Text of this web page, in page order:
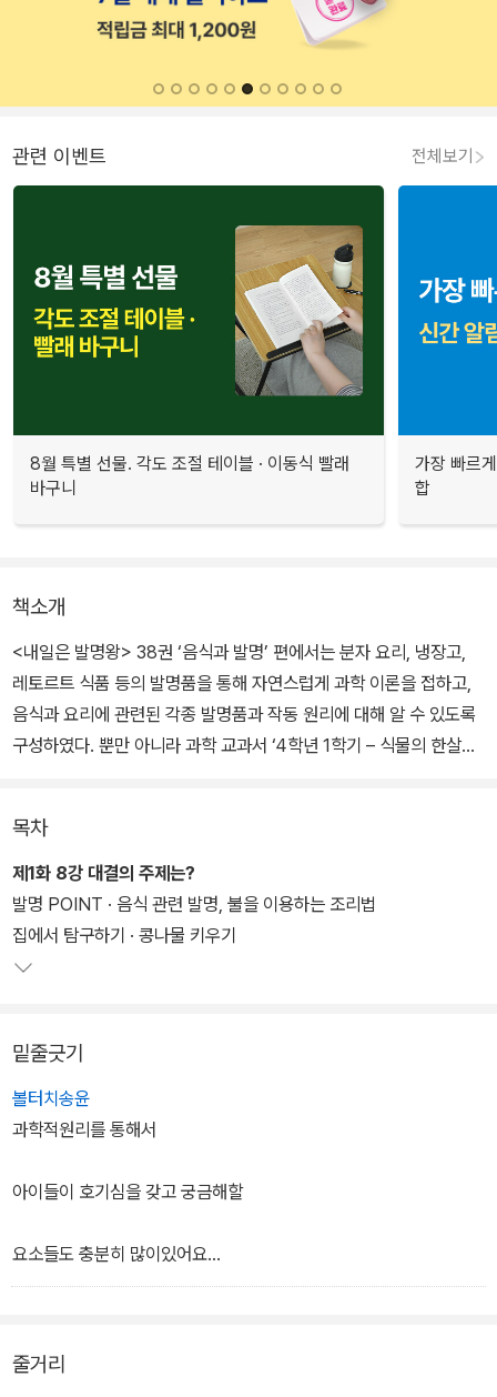
관련 이벤트 전체보기
8월 특별 선물. 각도 조절 테이블 · 이동식 빨래
바구니
가장 빠르
합
책소개
<내일은 발명왕> 38권 ‘음식과 발명’ 편에서는 분자 요리, 냉장고,
레토르트 식품 등의 발명품을 통해 자연스럽게 과학 이론을 접하고,
음식과 요리에 관련된 각종 발명품과 작동 원리에 대해 알 수 있도록
구성하였다. 뿐만 아니라 과학 교과서 ‘4학년 1학기 – 식물의 한살이‘
들을 짜임새 있게 구성하여 학습 효과를 높였다.
흥미진진한 만화와 더불어 유익한 정보도 알차게 구성되어 있습니다.
‘집에서 탐구하기’에서는 기름콩을 이용해 콩나물을 직접 길러 보고
재배 환경이 식물에 미치는 영향에 대해 알아본다. ‘세상을 바꾼 발명
‘만화 속 발명 보고서’에서는 정전 분무 기술을 이용해 만드는 냄새 없
는 음식물 쓰레기통을 살펴본다. ‘발명일기’에서는 달고나 만들기와
면, 아이스크림, 인스턴트커피, 스파게티 등 여러 가지 음식과 발명에
목차
제1화 8강 대결의 주제는?
발명 POINT · 음식 관련 발명, 불을 이용하는 조리법
집에서 탐구하기 · 콩나물 키우기
밑줄긋기
볼터치송윤
과학적원리를 통해서
아이들이 호기심을 갖고 궁금해할
요소들도 충분히 많이있어요
달걀을 잘삶는방법을 통해서
줄거리